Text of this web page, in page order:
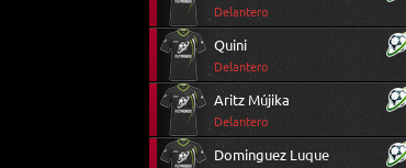
Delantero
Quini
Delantero
Aritz Mújika
Delantero
Dominguez Luque